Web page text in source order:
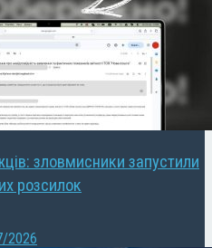
зловмисники запустили
розсилок
2026